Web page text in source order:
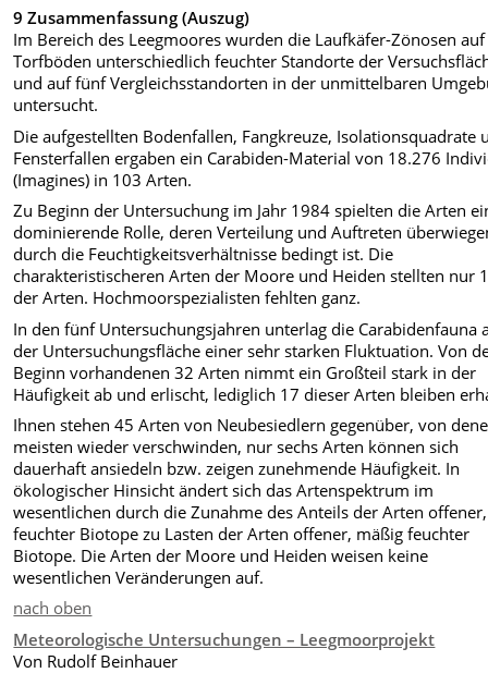
9 Zusammenfassung (Auszug)
Im Bereich des Leegmoores wurden die Laufkäfer-Zönosen auf
Torfböden unterschiedlich feuchter Standorte der
und auf fünf Vergleichsstandorten in der unmittelbaren
untersucht.
Die aufgestellten Bodenfallen, Fangkreuze, Isolationsquadrate
Fensterfallen ergaben ein Carabiden-Material von 18.276
(Imagines) in 103 Arten.
Zu Beginn der Untersuchung im Jahr 1984 spielten die Arten
dominierende Rolle, deren Verteilung und Auftreten
durch die Feuchtigkeitsverhältnisse bedingt ist. Die
charakteristischeren Arten der Moore und Heiden stellten nur
der Arten. Hochmoorspezialisten fehlten ganz.
In den fünf Untersuchungsjahren unterlag die Carabidenfauna
der Untersuchungsfläche einer sehr starken Fluktuation. Von
Beginn vorhandenen 32 Arten nimmt ein Großteil stark in der
Häufigkeit ab und erlischt, lediglich 17 dieser Arten bleiben
Ihnen stehen 45 Arten von Neubesiedlern gegenüber, von
meisten wieder verschwinden, nur sechs Arten können sich
dauerhaft ansiedeln bzw. zeigen zunehmende Häufigkeit. In
ökologischer Hinsicht ändert sich das Artenspektrum im
wesentlichen durch die Zunahme des Anteils der Arten offener,
feuchter Biotope zu Lasten der Arten offener, mäßig feuchter
Biotope. Die Arten der Moore und Heiden weisen keine
wesentlichen Veränderungen auf.
nach oben
Meteorologische Untersuchungen – Leegmoorprojekt
Von Rudolf Beinhauer